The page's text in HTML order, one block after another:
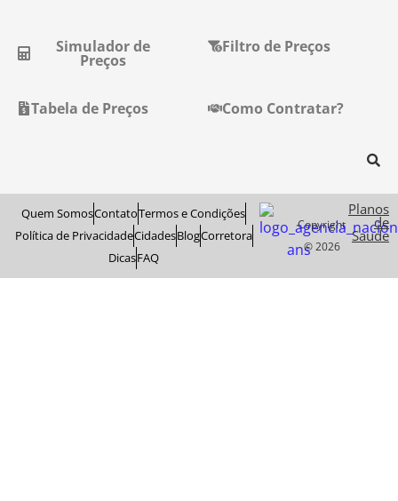
Simulador de
Preços
Filtro de Preços
Tabela de Preços Como Contratar?
Quem SomosContatoTermos e Condições
Política de PrivacidadeCidadesBlogCorretora
DicasFAQ
Copyright
© 2026
Planos
de
Saude